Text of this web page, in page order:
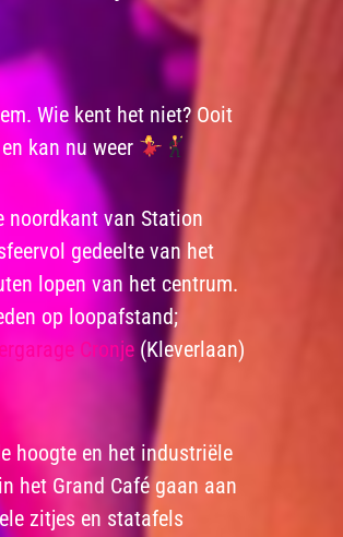
Wie kent het niet? Ooit
kan nu weer
noordkant van Station
gedeelte van het
lopen van het centrum.
op loopafstand;
Cronje (Kleverlaan)
hoogte en het industriële
het Grand Café gaan aan
zitjes en statafels